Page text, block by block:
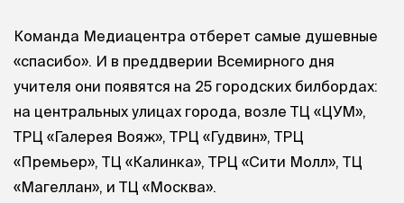
Команда Медиацентра отберет самые душевные
«спасибо». И в преддверии Всемирного дня
учителя они появятся на 25 городских билбордах:
на центральных улицах города, возле ТЦ «ЦУМ»,
ТРЦ «Галерея Вояж», ТРЦ «Гудвин», ТРЦ
«Премьер», ТЦ «Калинка», ТРЦ «Сити Молл», ТЦ
«Магеллан», и ТЦ «Москва».